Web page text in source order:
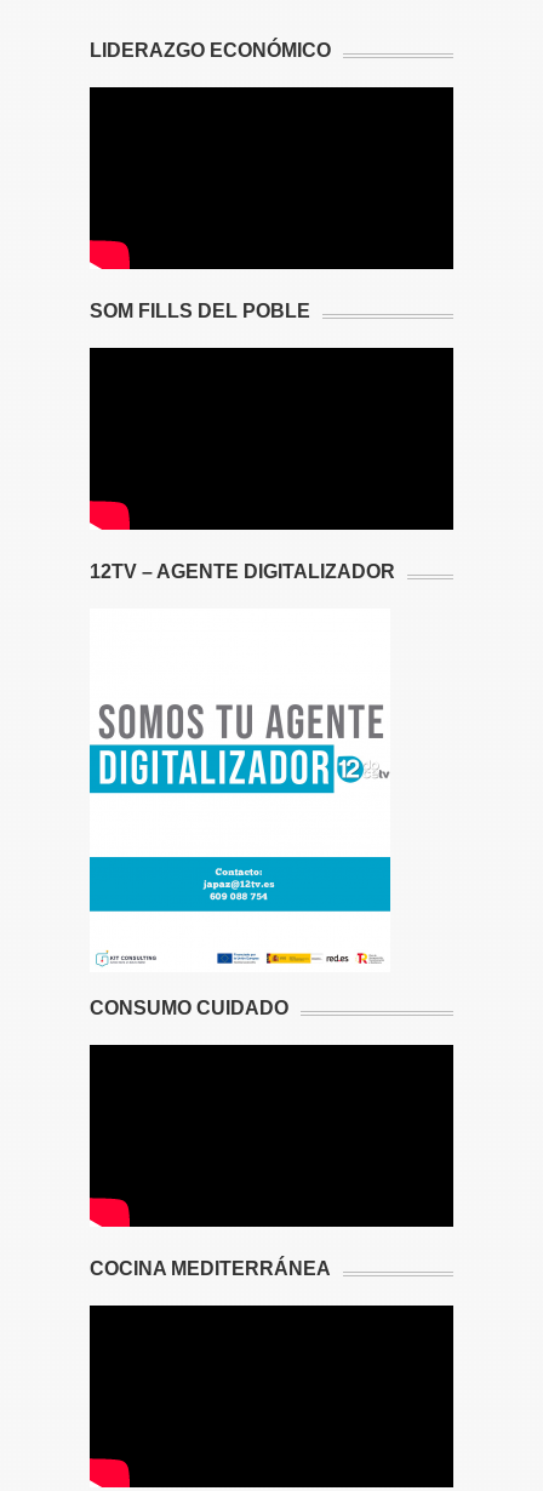
LIDERAZGO ECONÓMICO
SOM FILLS DEL POBLE
12TV – AGENTE DIGITALIZADOR
CONSUMO CUIDADO
COCINA MEDITERRÁNEA